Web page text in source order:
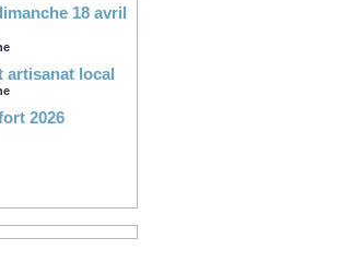
artisanat local
2026